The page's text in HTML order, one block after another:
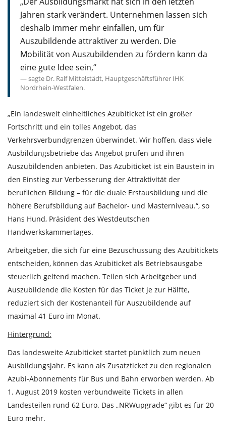
Jahren stark verändert. Unternehmen lassen sich
deshalb immer mehr einfallen, um für
Auszubildende attraktiver zu werden. Die
Mobilität von Auszubildenden zu fördern kann da
eine gute Idee sein,“
sagte Dr. Ralf Mittelstädt, Hauptgeschäftsführer IHK
Nordrhein-Westfalen.
„Ein landesweit einheitliches Azubiticket ist ein großer
Fortschritt und ein tolles Angebot, das
Verkehrsverbundgrenzen überwindet. Wir hoffen, dass viele
Ausbildungsbetriebe das Angebot prüfen und ihren
Auszubildenden anbieten. Das Azubiticket ist ein Baustein in
den Einstieg zur Verbesserung der Attraktivität der
beruflichen Bildung – für die duale Erstausbildung und die
höhere Berufsbildung auf Bachelor- und Masterniveau.“, so
Hans Hund, Präsident des Westdeutschen
Handwerkskammertages.
Arbeitgeber, die sich für eine Bezuschussung des Azubitickets
entscheiden, können das Azubiticket als Betriebsausgabe
steuerlich geltend machen. Teilen sich Arbeitgeber und
Auszubildende die Kosten für das Ticket je zur Hälfte,
reduziert sich der Kostenanteil für Auszubildende auf
maximal 41 Euro im Monat.
Hintergrund:
Das landesweite Azubiticket startet pünktlich zum neuen
Ausbildungsjahr. Es kann als Zusatzticket zu den regionalen
Azubi-Abonnements für Bus und Bahn erworben werden. Ab
1. August 2019 kosten verbundweite Tickets in allen
Landesteilen rund 62 Euro. Das „NRWupgrade“ gibt es für 20
Euro mehr.